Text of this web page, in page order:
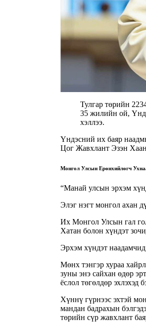
Тулгар төрийн
35 жилийн ой,
хэллээ.
Үндэсний их баяр
Цог Жавхлант Эзэн
Монгол Улсын Ерөнхийлөгч
“Манай улсын эрхэм
Элэг нэгт монгол ахан
Их Монгол Улсын гал
Хатан болон хүндэт
Эрхэм хүндэт наадамчид
Мөнх тэнгэр хураа
зуны энэ сайхан өдөр
ёслол төгөлдөр эхлэхэд
Хүннү гүрнээс эхтэй
мандан бадрахын
төрийн сүр жавхлант